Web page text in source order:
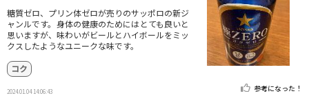
糖質ゼロ、プリン体ゼロが売りのサッポロの新ジ
ャンルです。身体の健康のためにはとても良いと
思いますが、味わいがビールとハイボールをミッ
クスしたようなユニークな味です。
コク
2024.01.04 14:06:43 参考になった！